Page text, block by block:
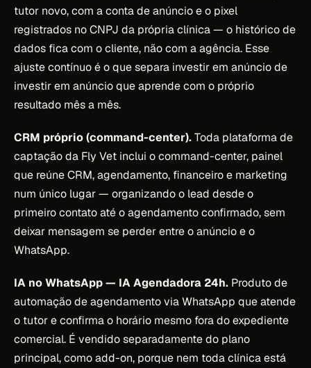
tutor novo, com a conta de anúncio e o pixel
registrados no CNPJ da própria clínica — o histórico de
dados fica com o cliente, não com a agência. Esse
ajuste contínuo é o que separa investir em anúncio de
investir em anúncio que aprende com o próprio
resultado mês a mês.
CRM próprio (command-center).Toda plataforma de
captação da Fly Vet inclui o command-center, painel
que reúne CRM, agendamento, financeiro e marketing
num único lugar — organizando o lead desde o
primeiro contato até o agendamento confirmado, sem
deixar mensagem se perder entre o anúncio e o
WhatsApp.
IA no WhatsApp — IA Agendadora 24h. Produto de
automação de agendamento via WhatsApp que atende
o tutor e confirma o horário mesmo fora do expediente
comercial. É vendido separadamente do plano
principal, como add-on, porque nem toda clínica está